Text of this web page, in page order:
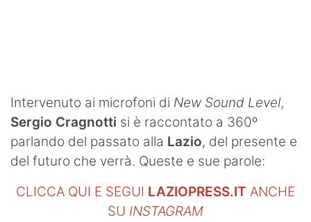
SHOP LAZIO
Contatti
Intervenuto ai microfoni di New Sound Level,
Sergio Cragnotti si è raccontato a 360º
parlando del passato alla Lazio, del presente e
del futuro che verrà. Queste e sue parole:
CLICCA QUI E SEGUI LAZIOPRESS.IT ANCHE
SU INSTAGRAM